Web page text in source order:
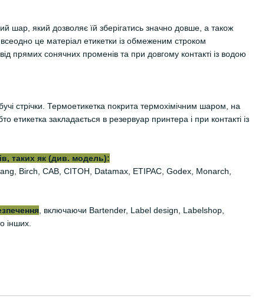
шар, який дозволяє їй зберігатись значно довше, а також
це матеріал етикетки із обмеженим строком
прямих сонячних променів та при довгому контакті із водою
стрічки. Термоетикетка покрита термохімічним шаром, на
закладається в резервуар принтера і при контакті із
таких як (див. модель):
Birch, CAB, CITOH, Datamax, ETIPAC, Godex, Monarch,
, включаючи Bartender, Label design, Labelshop,
інших.